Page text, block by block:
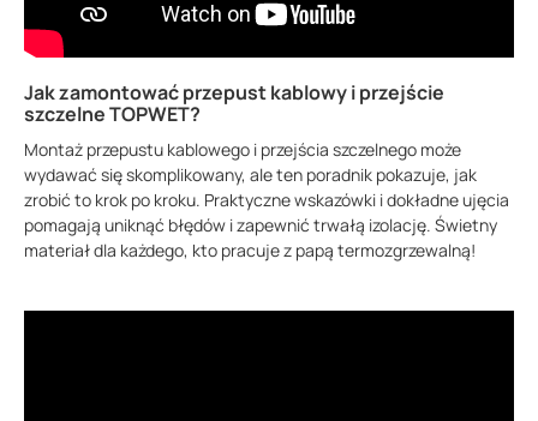
Jak zamontować przepust kablowy i przejście
szczelne TOPWET?
Montaż przepustu kablowego i przejścia szczelnego może
wydawać się skomplikowany, ale ten poradnik pokazuje, jak
zrobić to krok po kroku. Praktyczne wskazówki i dokładne ujęcia
pomagają uniknąć błędów i zapewnić trwałą izolację. Świetny
materiał dla każdego, kto pracuje z papą termozgrzewalną!